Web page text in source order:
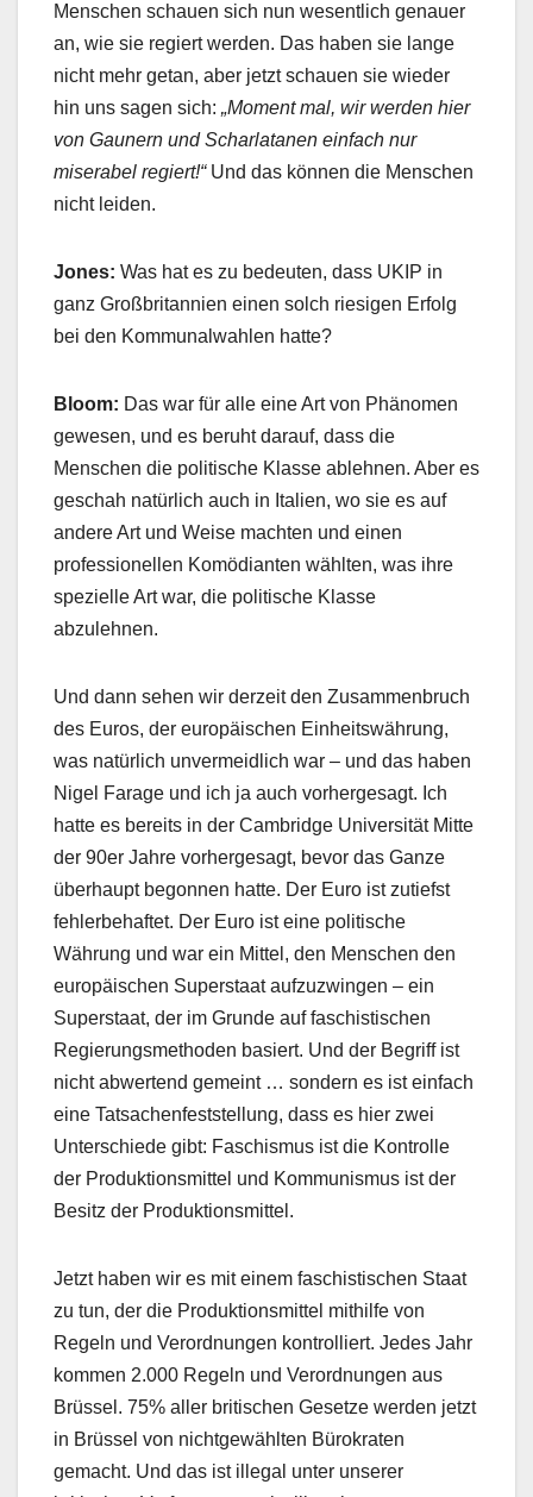
Menschen schauen sich nun wesentlich genauer
an, wie sie regiert werden. Das haben sie lange
nicht mehr getan, aber jetzt schauen sie wieder
hin uns sagen sich: „Moment mal, wir werden hier
von Gaunern und Scharlatanen einfach nur
miserabel regiert!“Und das können die Menschen
nicht leiden.
Jones: Was hat es zu bedeuten, dass UKIP in
ganz Großbritannien einen solch riesigen Erfolg
bei den Kommunalwahlen hatte?
Bloom: Das war für alle eine Art von Phänomen
gewesen, und es beruht darauf, dass die
Menschen die politische Klasse ablehnen. Aber es
geschah natürlich auch in Italien, wo sie es auf
andere Art und Weise machten und einen
professionellen Komödianten wählten, was ihre
spezielle Art war, die politische Klasse
abzulehnen.
Und dann sehen wir derzeit den Zusammenbruch
des Euros, der europäischen Einheitswährung,
was natürlich unvermeidlich war – und das haben
Nigel Farage und ich ja auch vorhergesagt. Ich
hatte es bereits in der Cambridge Universität Mitte
der 90er Jahre vorhergesagt, bevor das Ganze
überhaupt begonnen hatte. Der Euro ist zutiefst
fehlerbehaftet. Der Euro ist eine politische
Währung und war ein Mittel, den Menschen den
europäischen Superstaat aufzuzwingen – ein
Superstaat, der im Grunde auf faschistischen
Regierungsmethoden basiert. Und der Begriff ist
nicht abwertend gemeint … sondern es ist einfach
eine Tatsachenfeststellung, dass es hier zwei
Unterschiede gibt: Faschismus ist die Kontrolle
der Produktionsmittel und Kommunismus ist der
Besitz der Produktionsmittel.
Jetzt haben wir es mit einem faschistischen Staat
zu tun, der die Produktionsmittel mithilfe von
Regeln und Verordnungen kontrolliert. Jedes Jahr
kommen 2.000 Regeln und Verordnungen aus
Brüssel. 75% aller britischen Gesetze werden jetzt
in Brüssel von nichtgewählten Bürokraten
gemacht. Und das ist illegal unter unserer